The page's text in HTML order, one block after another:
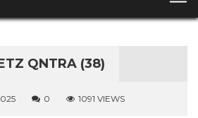
QNTRA (38)
0 1091 VIEWS